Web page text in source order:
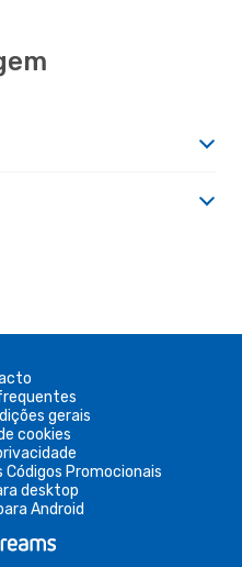
gerais
cookies
Códigos Promocionais
desktop
Android